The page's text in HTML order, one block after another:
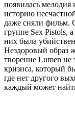
появилась мелодия
историю
даже сняли фильм.
группе Sex
них была
Нездоровый образ
творение Lumen не
кризиса, который
где нет другого
каждый может